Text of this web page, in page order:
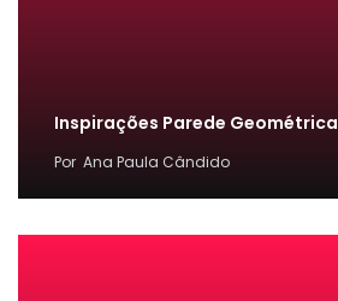
Inspirações Parede Geométrica
Por Ana Paula Cândido